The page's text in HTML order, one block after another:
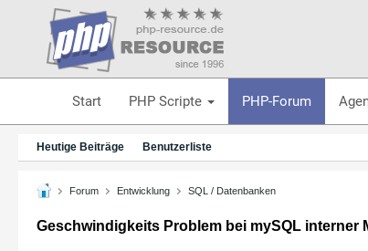
Start PHP Scripte PHP-Forum
Heutige Beiträge Benutzerliste
Forum Entwicklung SQL / Datenbanken
Geschwindigkeits Problem bei mySQL interner